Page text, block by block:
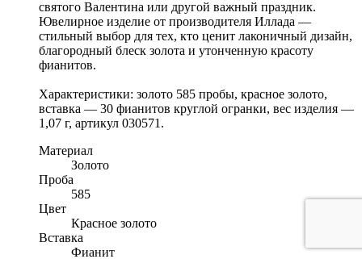
святого Валентина или другой важный праздник.
Ювелирное изделие от производителя Иллада —
стильный выбор для тех, кто ценит лаконичный дизайн,
благородный блеск золота и утонченную красоту
фианитов.
Характеристики: золото 585 пробы, красное золото,
вставка — 30 фианитов круглой огранки, вес изделия —
1,07 г, артикул 030571.
Материал
Золото
Проба
585
Цвет
Красное золото
Вставка
Фианит